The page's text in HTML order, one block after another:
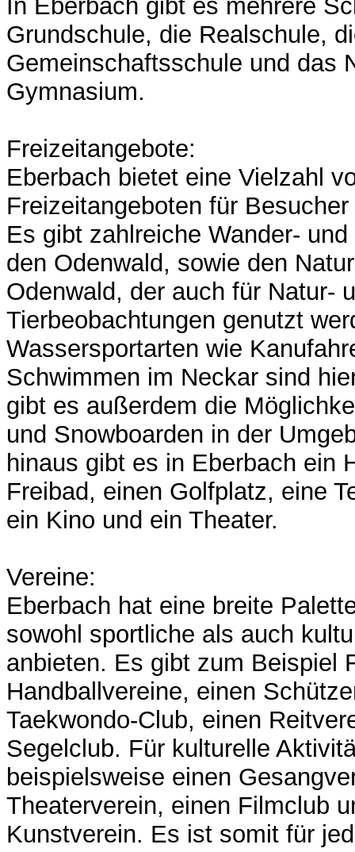
In Eberbach gibt es mehrere
Grundschule, die Realschule,
Gemeinschaftsschule und das
Gymnasium.
Freizeitangebote:
Eberbach bietet eine Vielzahl
Freizeitangeboten für
Es gibt zahlreiche Wander-
den Odenwald, sowie den
Odenwald, der auch für Natur-
Tierbeobachtungen genutzt
Wassersportarten wie
Schwimmen im Neckar sind
gibt es außerdem die
und Snowboarden in der
hinaus gibt es in Eberbach ein
Freibad, einen Golfplatz, eine
ein Kino und ein Theater.
Vereine:
Eberbach hat eine breite
sowohl sportliche als auch
anbieten. Es gibt zum Beispiel
Handballvereine, einen
Taekwondo-Club, einen
Segelclub. Für kulturelle
beispielsweise einen
Theaterverein, einen Filmclub
Kunstverein. Es ist somit für